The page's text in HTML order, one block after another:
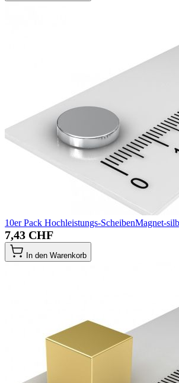
10er Pack Hochleistungs-ScheibenMagnet-
7,43 CHF
In den Warenkorb